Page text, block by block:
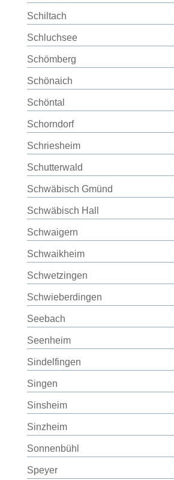
Schiltach
Schluchsee
Schömberg
Schönaich
Schöntal
Schorndorf
Schriesheim
Schutterwald
Schwäbisch Gmünd
Schwäbisch Hall
Schwaigern
Schwaikheim
Schwetzingen
Schwieberdingen
Seebach
Seenheim
Sindelfingen
Singen
Sinsheim
Sinzheim
Sonnenbühl
Speyer